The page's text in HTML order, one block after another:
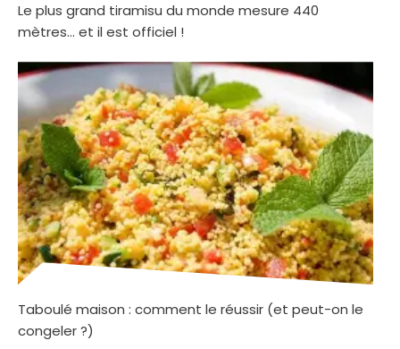
Le plus grand tiramisu du monde mesure 440
mètres… et il est officiel !
Taboulé maison : comment le réussir (et peut-on le
congeler ?)